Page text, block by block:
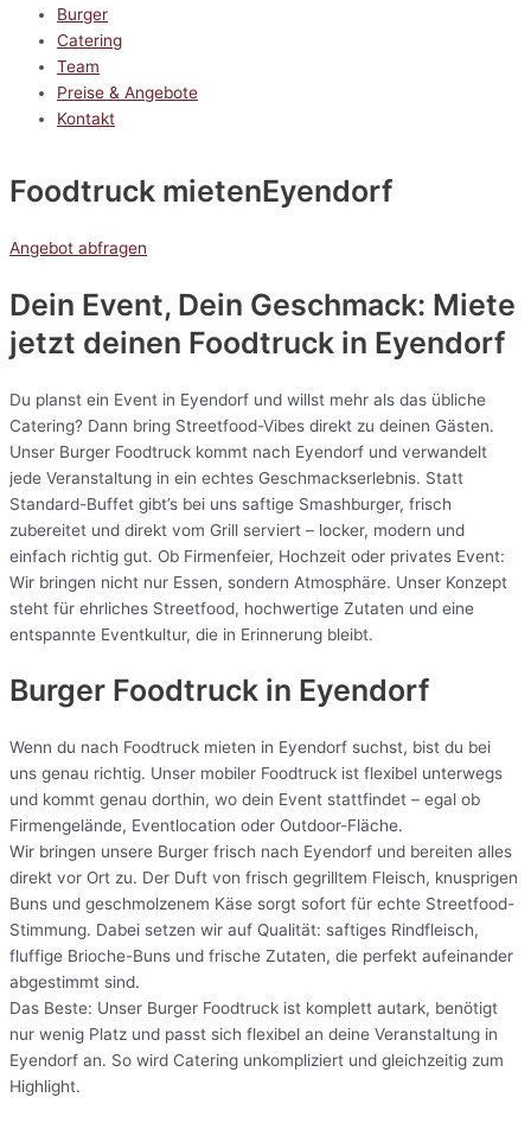
Burger
Catering
Team
Preise & Angebote
Kontakt
Foodtruck mietenEyendorf
Angebot abfragen
Dein Event, Dein Geschmack: Miete
jetzt deinen Foodtruck in Eyendorf
Du planst ein Event in Eyendorf und willst mehr als das übliche
Catering? Dann bring Streetfood-Vibes direkt zu deinen Gästen.
Unser Burger Foodtruck kommt nach Eyendorf und verwandelt
jede Veranstaltung in ein echtes Geschmackserlebnis. Statt
Standard-Buffet gibt’s bei uns saftige Smashburger, frisch
zubereitet und direkt vom Grill serviert – locker, modern und
einfach richtig gut. Ob Firmenfeier, Hochzeit oder privates Event:
Wir bringen nicht nur Essen, sondern Atmosphäre. Unser Konzept
steht für ehrliches Streetfood, hochwertige Zutaten und eine
entspannte Eventkultur, die in Erinnerung bleibt.
Burger Foodtruck in Eyendorf
Wenn du nach Foodtruck mieten in Eyendorf suchst, bist du bei
uns genau richtig. Unser mobiler Foodtruck ist flexibel unterwegs
und kommt genau dorthin, wo dein Event stattfindet – egal ob
Firmengelände, Eventlocation oder Outdoor-Fläche.
Wir bringen unsere Burger frisch nach Eyendorf und bereiten alles
direkt vor Ort zu. Der Duft von frisch gegrilltem Fleisch, knusprigen
Buns und geschmolzenem Käse sorgt sofort für echte Streetfood-
Stimmung. Dabei setzen wir auf Qualität: saftiges Rindfleisch,
fluffige Brioche-Buns und frische Zutaten, die perfekt aufeinander
abgestimmt sind.
Das Beste: Unser Burger Foodtruck ist komplett autark, benötigt
nur wenig Platz und passt sich flexibel an deine Veranstaltung in
Eyendorf an. So wird Catering unkompliziert und gleichzeitig zum
Highlight.